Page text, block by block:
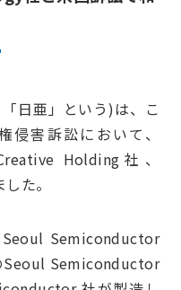
日亜」という)は、こ
侵害訴訟において、
Holding社、
た。
Semiconductor
Seoul Semiconductor